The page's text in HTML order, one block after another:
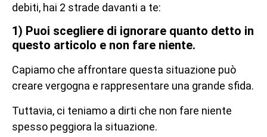
debiti, hai 2 strade davanti a te:
1) Puoi scegliere di ignorare quanto detto in
questo articolo e non fare niente.
Capiamo che affrontare questa situazione può
creare vergogna e rappresentare una grande sfida.
Tuttavia, ci teniamo a dirti che non fare niente
spesso peggiora la situazione.